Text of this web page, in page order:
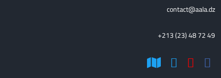
contact@aala.dz
+213 (23) 48 72 49